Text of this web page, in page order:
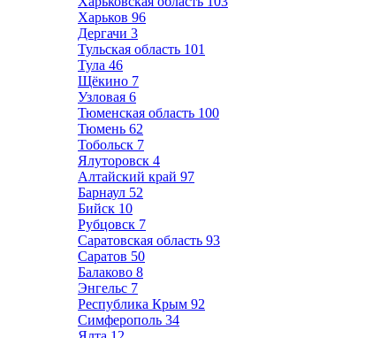
Харьков 96
Дергачи 3
Тульская область 101
Тула 46
Щёкино 7
Узловая 6
Тюменская область 100
Тюмень 62
Тобольск 7
Ялуторовск 4
Алтайский край 97
Барнаул 52
Бийск 10
Рубцовск 7
Саратовская область 93
Саратов 50
Балаково 8
Энгельс 7
Республика Крым 92
Симферополь 34